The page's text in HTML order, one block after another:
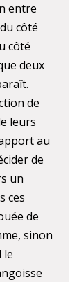
entre
côté
côté
deux
de
leurs
au
de
un
ces
de
sinon
le